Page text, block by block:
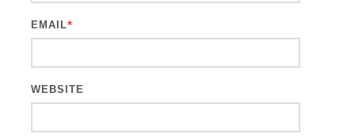
EMAIL*
WEBSITE